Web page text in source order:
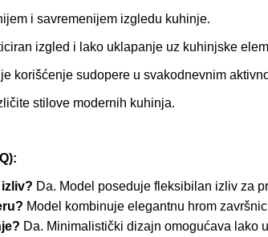
i savremenijem izgledu kuhinje.
izgled i lako uklapanje uz kuhinjske
korišćenje sudopere u svakodnevnim
stilove modernih kuhinja.
Da. Model poseduje fleksibilan izliv za
Model kombinuje elegantnu hrom
Da. Minimalistički dizajn omogućava lako